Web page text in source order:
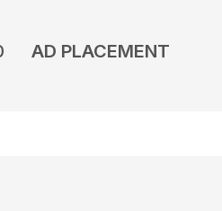
AD PLACEMENT